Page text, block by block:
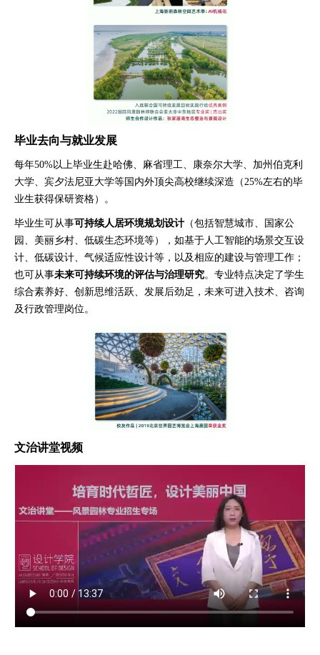
毕业去向与就业发展
每年50%以上毕业生赴哈佛、麻省理工、康奈尔大学、加州伯克利
大学、宾夕法尼亚大学等国内外顶尖高校继续深造（25%左右的毕
业生获得保研资格）。
毕业生可从事可持续人居环境规划设计 （包括智慧城市、国家公
园、美丽乡村、低碳生态环境等），如基于人工智能的场景交互设
计、低碳设计、气候适应性设计等，以及相应的建设与管理工作；
也可从事未来可持续环境的评估与治理研究。专业特点决定了学生
综合素养好、创新思维活跃、发展后劲足，未来可进入技术、咨询
及行政管理岗位。
文治讲堂视频